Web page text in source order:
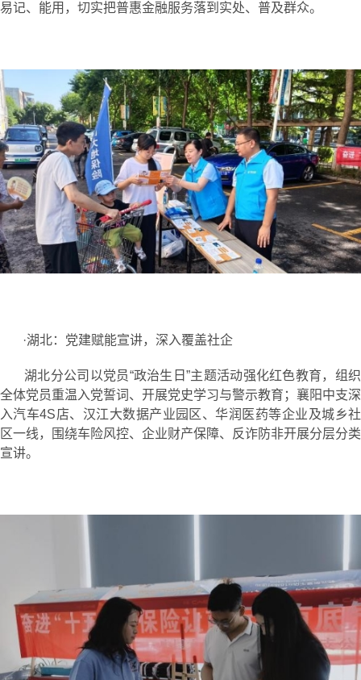
易记、能用，切实把普惠金融服务落到实处、普及群众。
·湖北：党建赋能宣讲，深入覆盖社企
湖北分公司以党员“政治生日”主题活动强化红色教育，组织
全体党员重温入党誓词、开展党史学习与警示教育；襄阳中支深
入汽车4S店、汉江大数据产业园区、华润医药等企业及城乡社
区一线，围绕车险风控、企业财产保障、反诈防非开展分层分类
宣讲。